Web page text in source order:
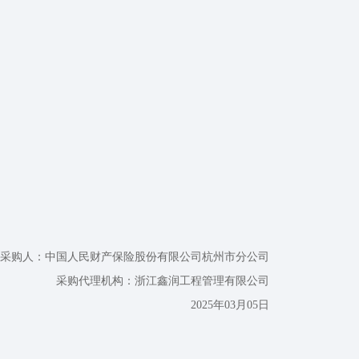
采购人：中国人民财产保险股份有限公司杭州市分公司
采购代理机构：浙江鑫润工程管理有限公司
2025年03月05日